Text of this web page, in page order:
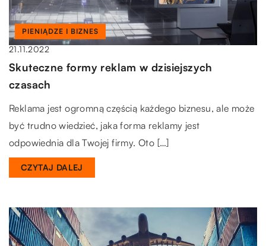
PIENIĄDZE I BIZNES
21.11.2022
Skuteczne formy reklam w dzisiejszych
czasach
Reklama jest ogromną częścią każdego biznesu, ale może
być trudno wiedzieć, jaka forma reklamy jest
odpowiednia dla Twojej firmy. Oto […]
CZYTAJ DALEJ